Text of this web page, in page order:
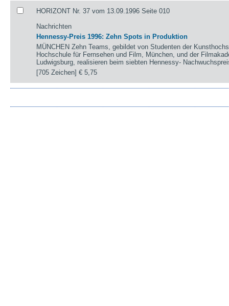
HORIZONT Nr. 37 vom 13.09.1996 Seite 010
Nachrichten
Hennessy-Preis 1996: Zehn Spots in Produktion
MÜNCHEN Zehn Teams, gebildet von Studenten der
Hochschule für Fernsehen und Film, München, und der
Ludwigsburg, realisieren beim siebten Hennessy-
[705 Zeichen]€ 5,75